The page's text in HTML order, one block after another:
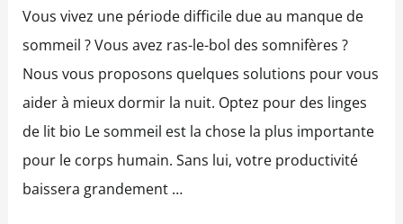
Vous vivez une période difficile due au manque de
sommeil ? Vous avez ras-le-bol des somnifères ?
Nous vous proposons quelques solutions pour vous
aider à mieux dormir la nuit. Optez pour des linges
de lit bio Le sommeil est la chose la plus importante
pour le corps humain. Sans lui, votre productivité
baissera grandement …